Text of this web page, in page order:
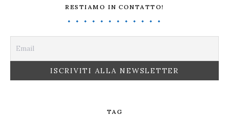
RESTIAMO IN CONTATTO!
TAG